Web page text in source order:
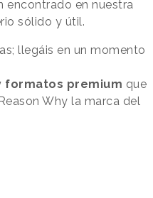
encontrado en nuestra
sólido y útil.
llegáis en un momento
formatos premium que
Why la marca del